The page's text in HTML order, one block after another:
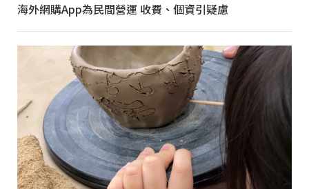
海外網購App為民間營運 收費、個資引疑慮